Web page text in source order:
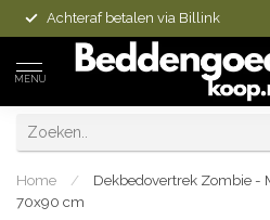
Achteraf betalen via Billink
MENU
Home /
Dekbedovertrek Zombie -
70x90 cm